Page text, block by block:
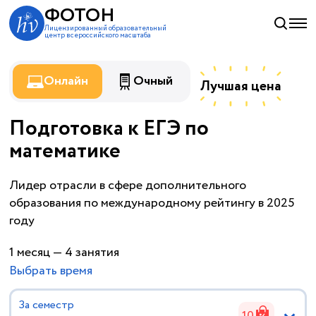
ФОТОН
Лицензированный образовательный
центр всероссийского масштаба
Онлайн Очный Лучшая цена
Подготовка к ЕГЭ по
математике
Лидер отрасли в сфере дополнительного
образования по международному рейтингу в 2025
году
1 месяц — 4 занятия
Выбрать время
За семестр